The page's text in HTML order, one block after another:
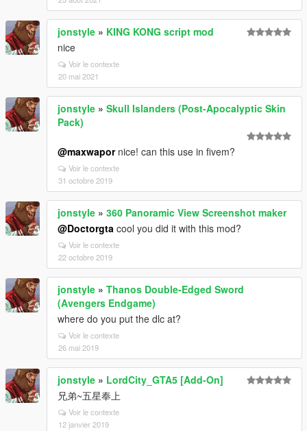
jonstyle » KING KONG script mod
nice
Voir le contexte
20 mai 2021
jonstyle » Skull Islanders (Post-Apocalyptic Skin
Pack)
@maxwapornice! can this use in fivem?
Voir le contexte
31 octobre 2019
jonstyle » 360 Panoramic View Screenshot maker
@Doctorgta cool you did it with this mod?
Voir le contexte
22 octobre 2019
jonstyle » Thanos Double-Edged Sword
(Avengers Endgame)
where do you put the dlc at?
Voir le contexte
26 mai 2019
jonstyle » LordCity_GTA5 [Add-On]
兄弟~五星奉上
Voir le contexte
12 janvier 2019